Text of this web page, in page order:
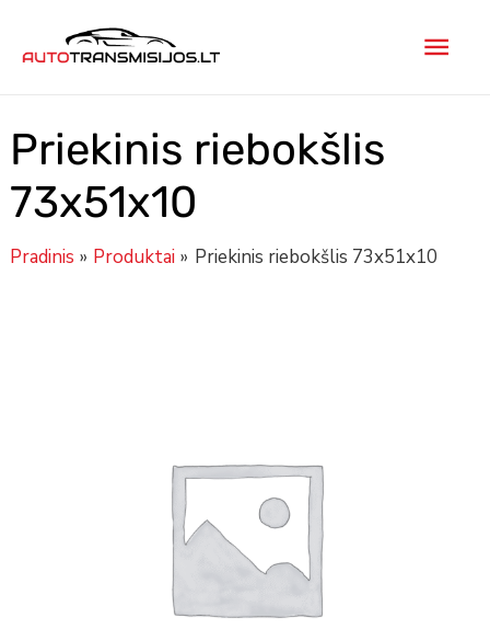
prie
Priekinis riebokšlis
73x51x10
Pradinis Produktai Priekinis riebokšlis 73x51x10